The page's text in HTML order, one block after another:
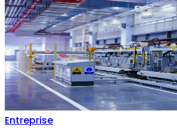
Entreprise